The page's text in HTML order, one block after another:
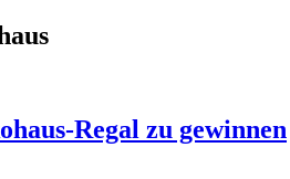
Regal zu gewinnen